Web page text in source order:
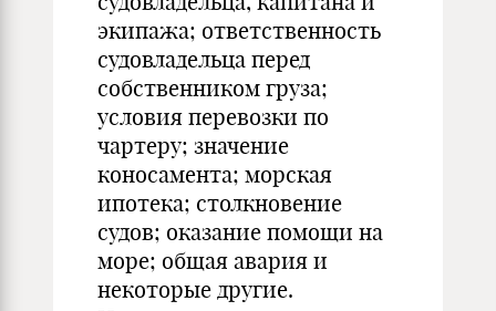
экипажа; ответственность
судовладельца перед
собственником груза;
условия перевозки по
чартеру; значение
коносамента; морская
ипотека; столкновение
судов; оказание помощи на
море; общая авария и
некоторые другие.